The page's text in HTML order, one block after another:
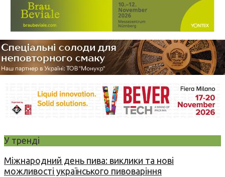
У тренді
Міжнародний день пива: виклики та нові
можливості українського пивоваріння